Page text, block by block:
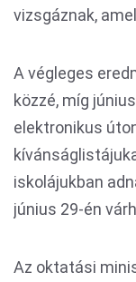
vizsgáznak,
A végleges
közzé, míg
elektronikus
iskolájukban
június 29-én
Az oktatási